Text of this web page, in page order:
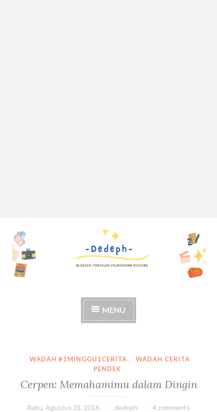
S
k
p
t
MENU
WADAH #1MINGGU1CERITA ,
WADAH CERITA
PENDEK
Cerpen: Memahamimu dalam Dingin
Rabu, Agustus 31, 2016 .dedeph. 4 comments